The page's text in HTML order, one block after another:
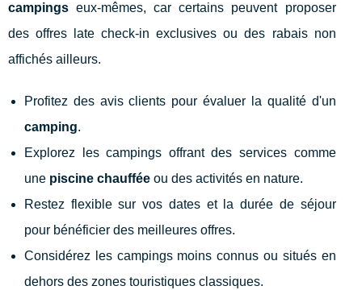
campings eux-mêmes, car certains peuvent proposer
des offres late check-in exclusives ou des rabais non
affichés ailleurs.
Profitez des avis clients pour évaluer la qualité d'un
camping.
Explorez les campings offrant des services comme
une piscine chauffée ou des activités en nature.
Restez flexible sur vos dates et la durée de séjour
pour bénéficier des meilleures offres.
Considérez les campings moins connus ou situés en
dehors des zones touristiques classiques.